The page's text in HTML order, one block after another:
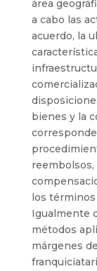
área
a cabo las
acuerdo, la
bienes y la
los
Igualmente
métodos
márgenes